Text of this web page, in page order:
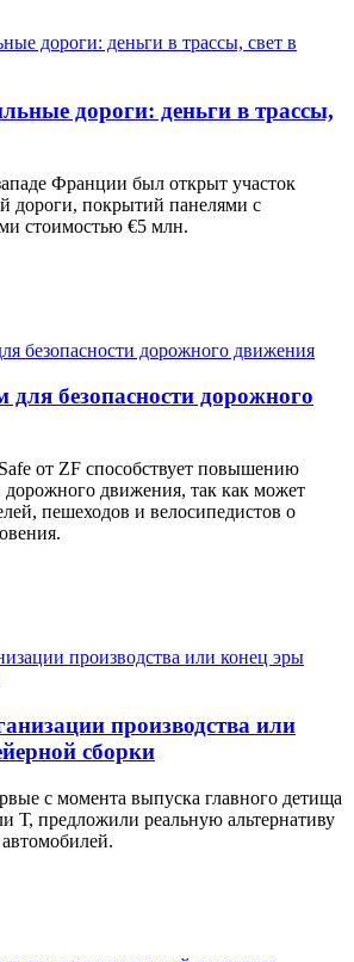
дороги: деньги в трассы,
Франции был открыт участок
дороги, покрытий панелями с
стоимостью €5 млн.
безопасности дорожного
от ZF способствует повышению
дорожного движения, так как может
пешеходов и велосипедистов о
производства или
сборки
с момента выпуска главного детища
Т, предложили реальную альтернативу